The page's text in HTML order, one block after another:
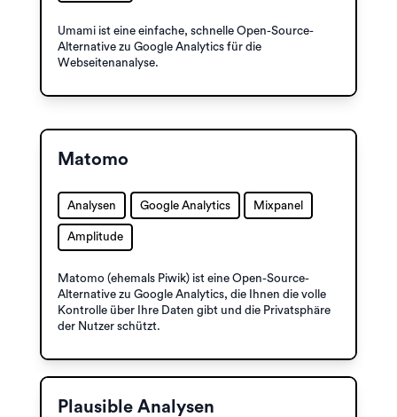
Umami ist eine einfache, schnelle Open-Source-
Alternative zu Google Analytics für die
Webseitenanalyse.
Matomo
Analysen Google Analytics Mixpanel
Amplitude
Matomo (ehemals Piwik) ist eine Open-Source-
Alternative zu Google Analytics, die Ihnen die volle
Kontrolle über Ihre Daten gibt und die Privatsphäre
der Nutzer schützt.
Plausible Analysen